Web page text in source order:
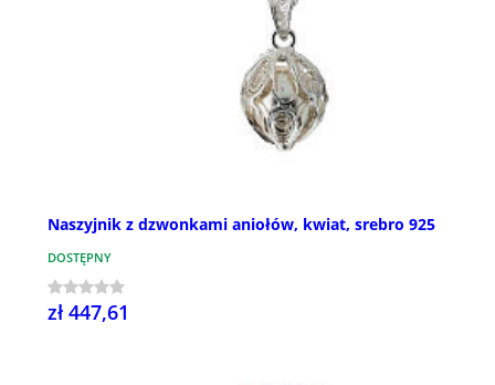
Naszyjnik z dzwonkami aniołów, kwiat, srebro 925
DOSTĘPNY
zł 447,61